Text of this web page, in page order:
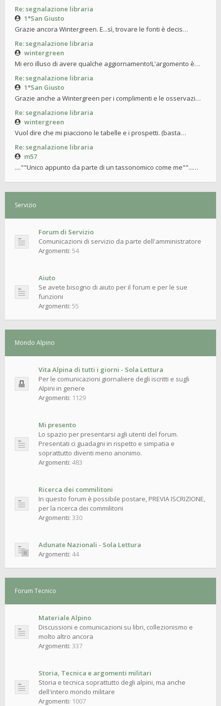
Re: segnalazione libraria
1°San Giusto
Grazie ancora Wintergreen. E...sì, trovare le fonti è decis…
Re: segnalazione libraria
wintergreen
Mi ero illuso di avere qualche aggiornamento!L'argomento è…
Re: segnalazione libraria
1°San Giusto
Grazie anche a Wintergreen per i complimenti e le osservazi…
Re: segnalazione libraria
wintergreen
Vuol dire che mi piacciono le tabelle e i prospetti. (basta…
Re: segnalazione libraria
m57
....""Unico appunto da parte di un tassonomico come me""...…
Servizio
Forum di Servizio
Comunicazioni di servizio da parte dell'amministratore
Argomenti: 54
Aiuto
Se avete bisogno di aiuto per il forum e per le sue
funzioni
Argomenti: 55
Mondo Alpino
Vita Alpina di tutti i giorni - Sola Lettura
Per le comunicazioni giornaliere degli iscritti e sugli
Alpini in genere
Argomenti: 1129
Mi presento
Lo spazio per presentarsi agli utenti del forum.
Presentati ci guadagni in rispetto e simpatia e
soprattutto diventi meno anonimo.
Argomenti: 483
Ricerca dei commilitoni
In questo forum è possibile postare, PREVIA ISCRIZIONE,
per la ricerca dei commilitoni
Argomenti: 330
Adunate Nazionali - Sola Lettura
Argomenti: 44
Forum Tecnico
Materiale Alpino
Discussioni e comunicazioni su libri, collezionismo e
molto altro ancora
Argomenti: 337
Storia, Tecnica e argomenti militari
Storia e tecnica soprattutto degli alpini, ma anche
dell'intero mondo militare
Argomenti: 1007